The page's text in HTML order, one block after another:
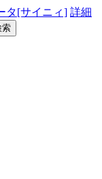
タ[サイニィ] 詳細
索